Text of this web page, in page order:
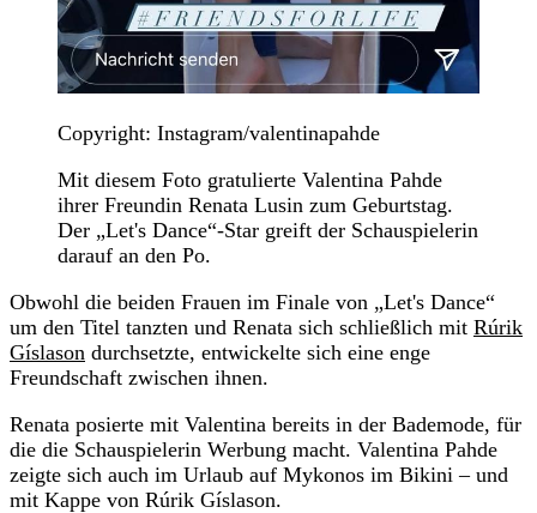
Copyright: Instagram/valentinapahde
Mit diesem Foto gratulierte Valentina Pahde
ihrer Freundin Renata Lusin zum Geburtstag.
Der „Let's Dance“-Star greift der Schauspielerin
darauf an den Po.
Obwohl die beiden Frauen im Finale von „Let's Dance“
um den Titel tanzten und Renata sich schließlich mit Rúrik
Gíslason durchsetzte, entwickelte sich eine enge
Freundschaft zwischen ihnen.
Renata posierte mit Valentina bereits in der Bademode, für
die die Schauspielerin Werbung macht. Valentina Pahde
zeigte sich auch im Urlaub auf Mykonos im Bikini – und
mit Kappe von Rúrik Gíslason.